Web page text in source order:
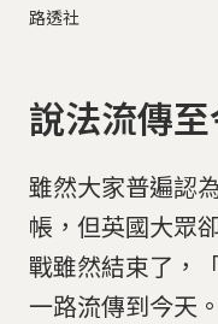
路透社
說法流傳
雖然大家普遍認
帳，但英國大眾
戰雖然結束了，
一路流傳到今天。